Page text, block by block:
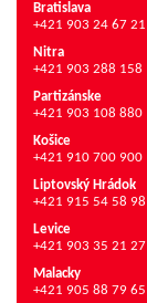
Bratislava
+421 903 24 67 21
Nitra
+421 903 288 158
Partizánske
+421 903 108 880
Košice
+421 910 700 900
Liptovský Hrádok
+421 915 54 58 98
Levice
+421 903 35 21 27
Malacky
+421 905 88 79 65